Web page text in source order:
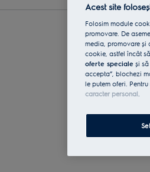
Acest site
Folosim module
promovare. De
media, promovare și
cookie, astfel încât
oferte speciale și
accepta”, blochezi
le putem oferi.
caracter personal.